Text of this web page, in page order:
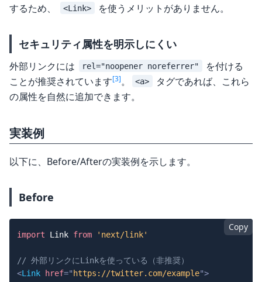
するため、
<Link> を使うメリットがありません。
セキュリティ属性を明示しにくい
外部リンクには rel="noopener noreferrer"
を付ける
ことが推奨されています[3]。 <a>
タグであれば、これら
の属性を自然に追加できます。
実装例
以下に、Before/Afterの実装例を示します。
Before
Copy
import Link from 'next/link'
// 外部リンクにLinkを使っている（非推奨）
<Link href=" https://twitter.com/example">